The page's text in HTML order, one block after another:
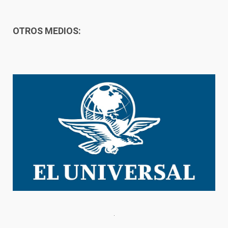
OTROS MEDIOS: